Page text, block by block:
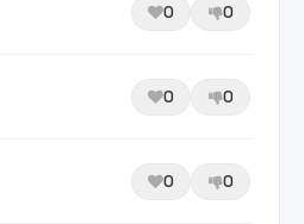
0 0
0 0
0 0